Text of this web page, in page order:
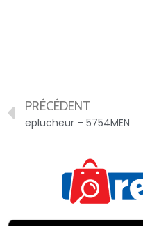
PRÉCÉDENT
eplucheur – 5754MEN